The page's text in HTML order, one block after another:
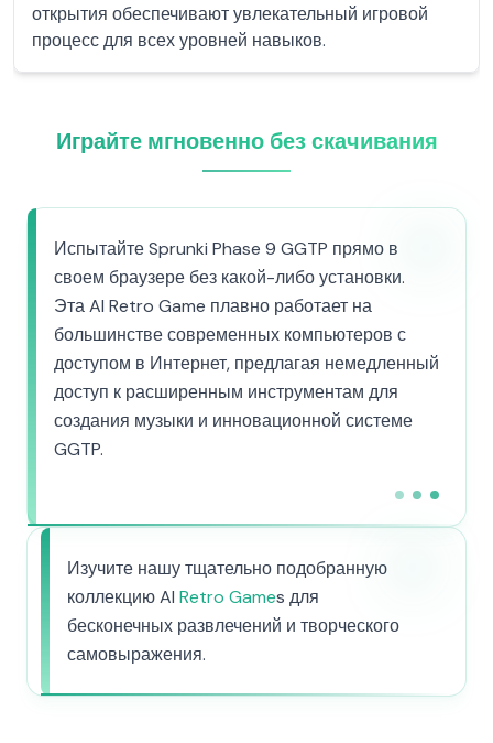
открытия обеспечивают увлекательный игровой
процесс для всех уровней навыков.
Играйте мгновенно без скачивания
Испытайте Sprunki Phase 9 GGTP прямо в
своем браузере без какой-либо установки.
Эта AI Retro Game плавно работает на
большинстве современных компьютеров с
доступом в Интернет, предлагая немедленный
доступ к расширенным инструментам для
создания музыки и инновационной системе
GGTP.
Изучите нашу тщательно подобранную
коллекцию AI Retro Games для
бесконечных развлечений и творческого
самовыражения.